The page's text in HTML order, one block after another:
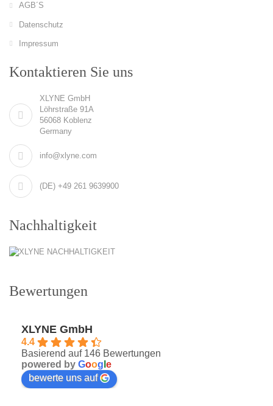
AGB´S
Datenschutz
Impressum
Kontaktieren Sie uns
XLYNE GmbH
Löhrstraße 91A
56068 Koblenz
Germany
info@xlyne.com
(DE) +49 261 9639900
Nachhaltigkeit
Bewertungen
XLYNE GmbH
4.4
Basierend auf 146 Bewertungen
powered by Goog e
bewerte uns auf